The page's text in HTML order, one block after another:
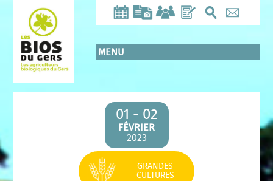
contenu
principal
MENU
01 - 02
FÉVRIER
2023
GRANDES
CULTURES